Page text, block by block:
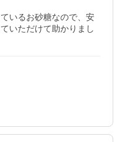
いるお砂糖なので、安
いただけて助かりまし